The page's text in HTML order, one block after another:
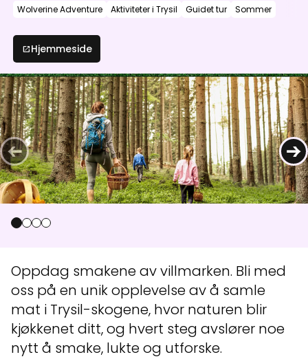
Kalender
Inspirasjon chevron_right
Nyttig informasjon chevron_right
Aktuelt
Topp:6,0m/s Dal:3,0m/s
Vær- og føredata er levert avfnugg,Yr, Meteorologisk institutt og
NRK
Wolverine Adventure Aktiviteter i Trysil Guidet tur Sommer
open_in_newHjemmeside
← →
0 1 2 3
Oppdag smakene av villmarken. Bli med
oss på en unik opplevelse av å samle
mat i Trysil-skogene, hvor naturen blir
kjøkkenet ditt, og hvert steg avslører noe
nytt å smake, lukte og utforske.